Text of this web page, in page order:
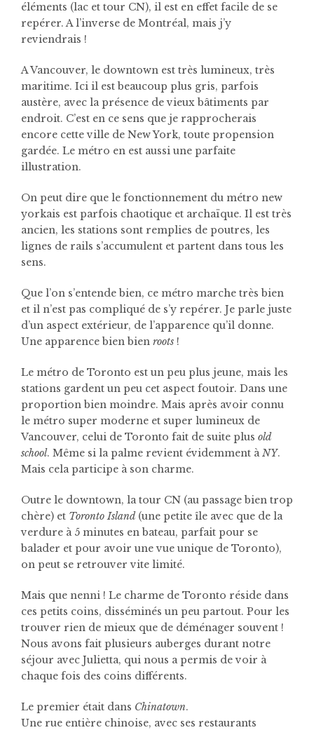
éléments (lac et tour CN), il est en effet facile de se
repérer. A l’inverse de Montréal, mais j’y
reviendrais !
A Vancouver, le downtown est très lumineux, très
maritime. Ici il est beaucoup plus gris, parfois
austère, avec la présence de vieux bâtiments par
endroit. C’est en ce sens que je rapprocherais
encore cette ville de New York, toute propension
gardée. Le métro en est aussi une parfaite
illustration.
On peut dire que le fonctionnement du métro new
yorkais est parfois chaotique et archaïque. Il est très
ancien, les stations sont remplies de poutres, les
lignes de rails s’accumulent et partent dans tous les
sens.
Que l’on s’entende bien, ce métro marche très bien
et il n’est pas compliqué de s’y repérer. Je parle juste
d’un aspect extérieur, de l’apparence qu’il donne.
Une apparence bien bien roots !
Le métro de Toronto est un peu plus jeune, mais les
stations gardent un peu cet aspect foutoir. Dans une
proportion bien moindre. Mais après avoir connu
le métro super moderne et super lumineux de
Vancouver, celui de Toronto fait de suite plus old
school. Même si la palme revient évidemment àNY.
Mais cela participe à son charme.
Outre le downtown, la tour CN (au passage bien trop
chère) et Toronto Island(une petite île avec que de la
verdure à 5 minutes en bateau, parfait pour se
balader et pour avoir une vue unique de Toronto),
on peut se retrouver vite limité.
Mais que nenni ! Le charme de Toronto réside dans
ces petits coins, disséminés un peu partout. Pour les
trouver rien de mieux que de déménager souvent !
Nous avons fait plusieurs auberges durant notre
séjour avec Julietta, qui nous a permis de voir à
chaque fois des coins différents.
Le premier était dans Chinatown.
Une rue entière chinoise, avec ses restaurants